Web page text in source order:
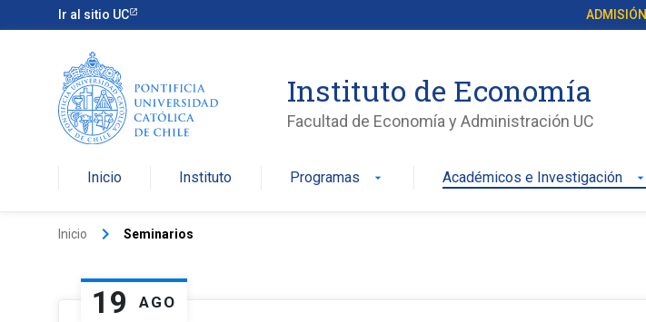
Ir al sitio UC ADMISIÓN
Instituto de Economía
Facultad de Economía y Administración UC
Inicio Instituto Programas arrow_drop_down Académicos e Investigación arrow_drop_down
Inicio keyboard_arrow_right Seminarios
19 AGO